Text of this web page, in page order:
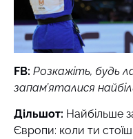
FB: Розкажіть, будь
запам’яталися
Дільшот: Найбільше
Європи: коли ти стоїш